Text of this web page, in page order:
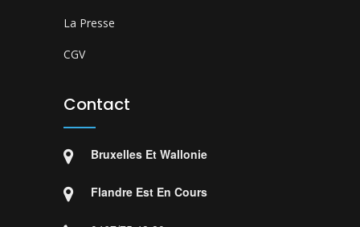
La Presse
CGV
Contact
Bruxelles Et Wallonie
Flandre Est En Cours